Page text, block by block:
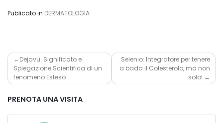
Publicato in DERMATOLOGIA
Navigazione
articoli
Dejavu: Significato e
Spiegazione Scientifica di un
fenomeno Esteso
Selenio: Integratore per tenere
a bada il Colesterolo, ma non
solo!
PRENOTA UNA VISITA